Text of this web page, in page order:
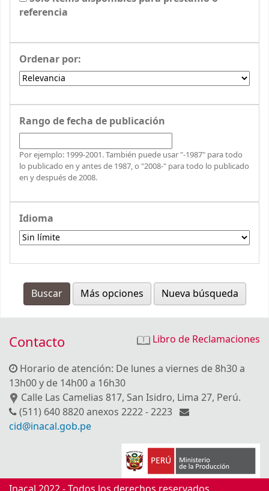
referencia
Ordenar por:
Rango de fecha de publicación
Por ejemplo: 1999-2001. También puede usar "-1987" para todo
lo publicado en y antes de 1987, o "2008-" para todo lo publicado
en y después de 2008.
Idioma
Más opciones Nueva búsqueda
Libro de Reclamaciones
Contacto
Horario de atención: De lunes a viernes de 8h30 a
13h00 y de 14h00 a 16h30
Calle Las Camelias 817, San Isidro, Lima 27, Perú.
(511) 640 8820 anexos 2222 - 2223
cid@inacal.gob.pe